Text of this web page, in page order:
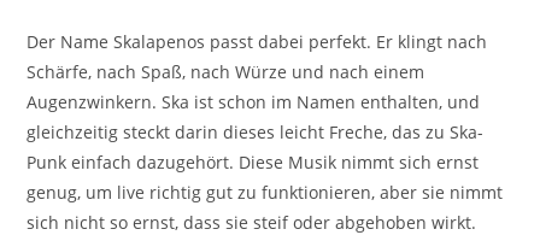
Der Name Skalapenos passt dabei perfekt. Er klingt nach
Schärfe, nach Spaß, nach Würze und nach einem
Augenzwinkern. Ska ist schon im Namen enthalten, und
gleichzeitig steckt darin dieses leicht Freche, das zu Ska-
Punk einfach dazugehört. Diese Musik nimmt sich ernst
genug, um live richtig gut zu funktionieren, aber sie nimmt
sich nicht so ernst, dass sie steif oder abgehoben wirkt.